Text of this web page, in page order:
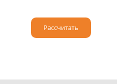
Рассчитать